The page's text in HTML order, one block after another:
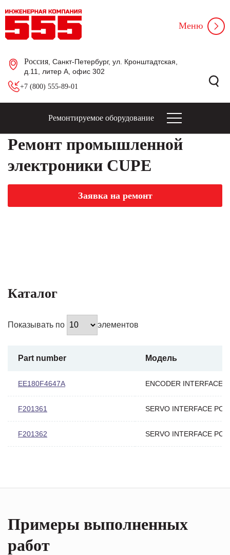
Россия , Санкт-Петербург, ул. Кронштадтская,
д.11, литер А, офис 302
+7 (800) 555-89-01
Меню
Ремонтируемое оборудование
Ремонт промышленной
электроники CUPE
Заявка на ремонт
Каталог
Показывать по элементов
Part number Модель
EE180F4647A ENCODER INTERFACE
F201361 SERVO INTERFACE
F201362 SERVO INTERFACE
Примеры выполненных
работ